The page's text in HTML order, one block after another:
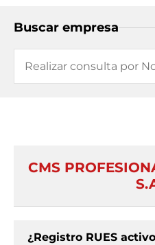
Buscar empresa
CMS
¿Registro RUES